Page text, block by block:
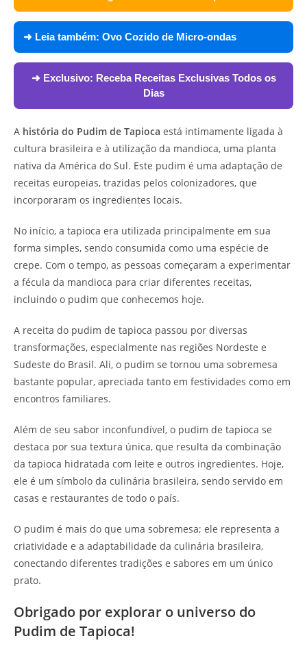
➜ Leia também: Ovo Cozido de Micro-ondas
➜ Exclusivo: Receba Receitas Exclusivas Todos os
Dias
A história do Pudim de Tapioca está intimamente ligada à
cultura brasileira e à utilização da mandioca, uma planta
nativa da América do Sul. Este pudim é uma adaptação de
receitas europeias, trazidas pelos colonizadores, que
incorporaram os ingredientes locais.
No início, a tapioca era utilizada principalmente em sua
forma simples, sendo consumida como uma espécie de
crepe. Com o tempo, as pessoas começaram a experimentar
a fécula da mandioca para criar diferentes receitas,
incluindo o pudim que conhecemos hoje.
A receita do pudim de tapioca passou por diversas
transformações, especialmente nas regiões Nordeste e
Sudeste do Brasil. Ali, o pudim se tornou uma sobremesa
bastante popular, apreciada tanto em festividades como em
encontros familiares.
Além de seu sabor inconfundível, o pudim de tapioca se
destaca por sua textura única, que resulta da combinação
da tapioca hidratada com leite e outros ingredientes. Hoje,
ele é um símbolo da culinária brasileira, sendo servido em
casas e restaurantes de todo o país.
O pudim é mais do que uma sobremesa; ele representa a
criatividade e a adaptabilidade da culinária brasileira,
conectando diferentes tradições e sabores em um único
prato.
Obrigado por explorar o universo do
Pudim de Tapioca!